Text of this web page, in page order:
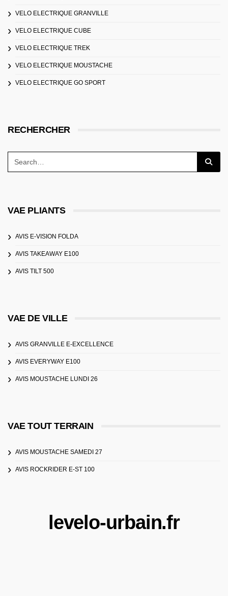
VELO ELECTRIQUE GRANVILLE
VELO ELECTRIQUE CUBE
VELO ELECTRIQUE TREK
VELO ELECTRIQUE MOUSTACHE
VELO ELECTRIQUE GO SPORT
RECHERCHER
VAE PLIANTS
AVIS E-VISION FOLDA
AVIS TAKEAWAY E100
AVIS TILT 500
VAE DE VILLE
AVIS GRANVILLE E-EXCELLENCE
AVIS EVERYWAY E100
AVIS MOUSTACHE LUNDI 26
VAE TOUT TERRAIN
AVIS MOUSTACHE SAMEDI 27
AVIS ROCKRIDER E-ST 100
levelo-urbain.fr